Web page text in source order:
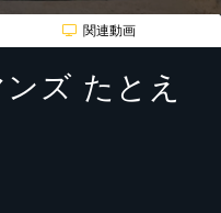
関連動画
ズ たとえ